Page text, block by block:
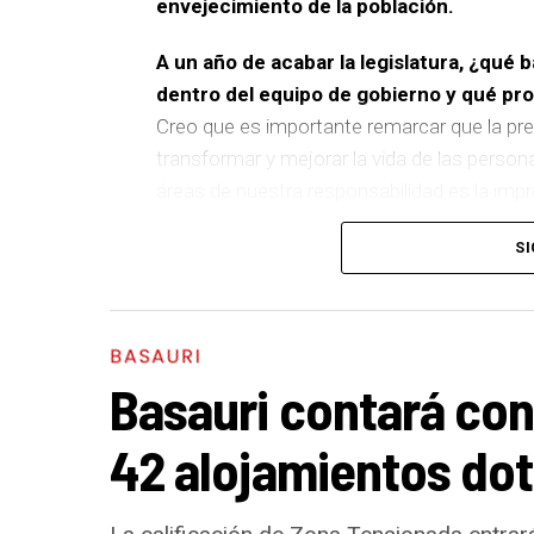
envejecimiento de la población.
A un año de acabar la legislatura, ¿qué
dentro del equipo de gobierno y qué
Creo que es importante remarcar que la
transformar y mejorar la vida de las
del equipo de gobierno.
En ese sentido, destacaría la
entre El Kalero y Basozelai. Es una
los vecinos y vecinas de esa zona y que
En cuanto a nuestras áreas, estos tres
destacaría elimpulso para la creación de
Actuación Energética, el Plan de Acción
en edificios municipales en régimen de
BASAURI
Basauri contará
42 alojamientos